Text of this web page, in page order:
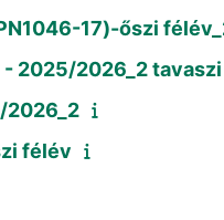
17)-őszi
- 2025/2026_2
2026_2
félév